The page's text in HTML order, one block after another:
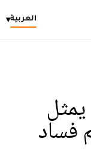
العربية▾
يمثل
فساد